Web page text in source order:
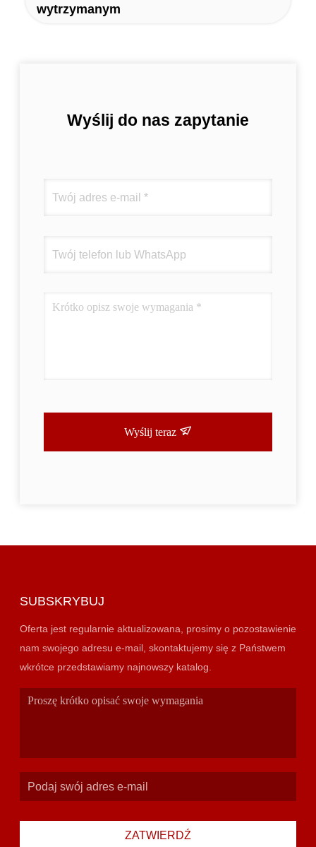
wytrzymanym
Wyślij do nas zapytanie
Wyślij teraz
SUBSKRYBUJ
Oferta jest regularnie aktualizowana, prosimy o pozostawienie
nam swojego adresu e-mail, skontaktujemy się z Państwem
wkrótce przedstawiamy najnowszy katalog.
ZATWIERDŹ